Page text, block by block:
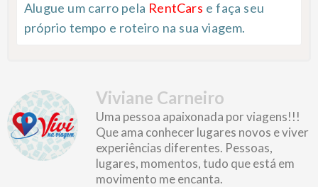
Alugue um carro pela RentCars e faça seu
próprio tempo e roteiro na sua viagem.
Viviane Carneiro
Uma pessoa apaixonada por viagens!!!
Que ama conhecer lugares novos e viver
experiências diferentes. Pessoas,
lugares, momentos, tudo que está em
movimento me encanta.